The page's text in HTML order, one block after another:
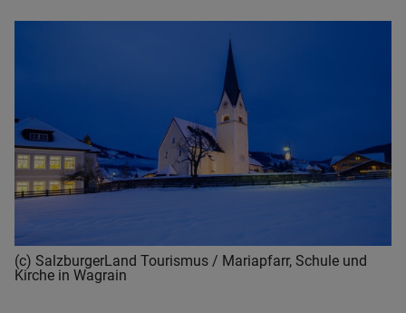
(c) SalzburgerLand Tourismus / Mariapfarr, Schule und
Kirche in Wagrain